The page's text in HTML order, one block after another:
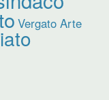
Vergato Arte